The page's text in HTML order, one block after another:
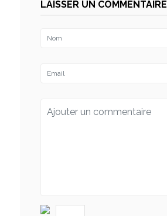
LAISSER UN COMMENTAIRE